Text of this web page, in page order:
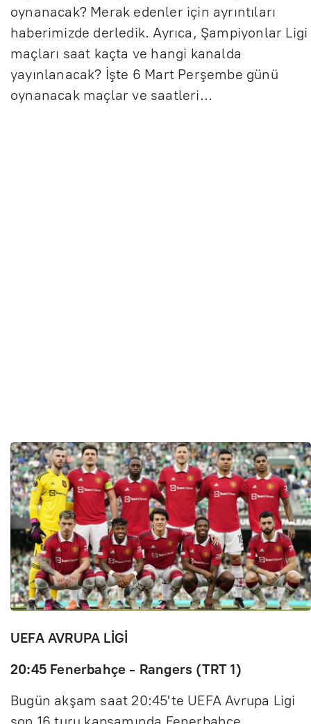
oynanacak? Merak edenler için ayrıntıları
haberimizde derledik. Ayrıca, Şampiyonlar Ligi
maçları saat kaçta ve hangi kanalda
yayınlanacak? İşte 6 Mart Perşembe günü
oynanacak maçlar ve saatleri…
UEFA AVRUPA LİGİ
20:45 Fenerbahçe - Rangers (TRT 1)
Bugün akşam saat 20:45'te UEFA Avrupa Ligi